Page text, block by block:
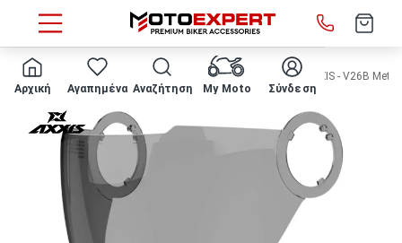
Αρχική Αγαπημένα Αναζήτηση My Moto Σύνδεση
HOME Κατασκευαστής Axxis ΖΕΛΑΤΙΝΑ ΚΡΑΝΟΥΣ AXXIS - V26B